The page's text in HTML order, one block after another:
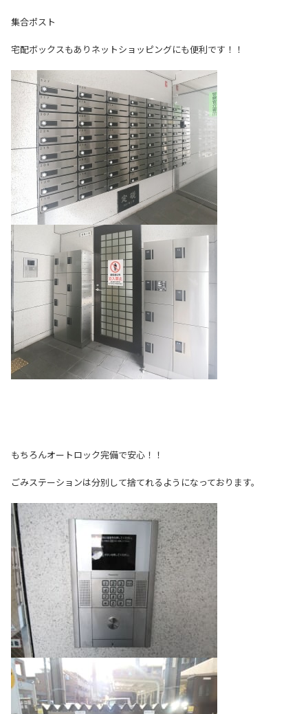
集合ポスト
宅配ボックスもありネットショッピングにも便利です！！
もちろんオートロック完備で安心！！
ごみステーションは分別して捨てれるようになっております。